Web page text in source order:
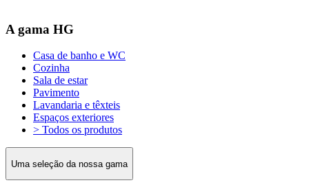
A gama HG
Casa de banho e WC
Cozinha
Sala de estar
Pavimento
Lavandaria e têxteis
Espaços exteriores
> Todos os produtos
Uma seleção da nossa gama